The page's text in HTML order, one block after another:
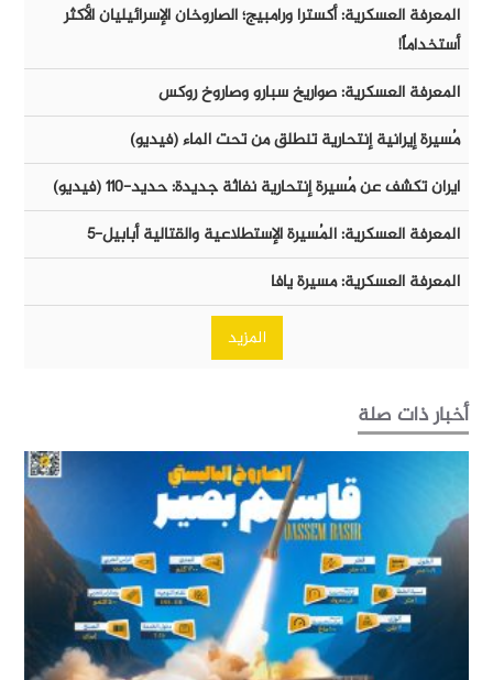
المعرفة العسكرية: أكسترا ورامبيج؛ الصاروخان الإسرائيليان الأكثر
أستخداماً!
المعرفة العسكرية: صواريخ سبارو وصاروخ روكس
مُسيرة إيرانية إنتحارية تنطلق من تحت الماء (فيديو)
ايران تكشف عن مُسيرة إنتحارية نفاثة جديدة: حديد-١١٠ (فيديو)
المعرفة العسكرية: المُسيرة الإستطلاعية والقتالية أبابيل-٥
المعرفة العسكرية: مسيرة يافا
المزيد
أخبار ذات صلة